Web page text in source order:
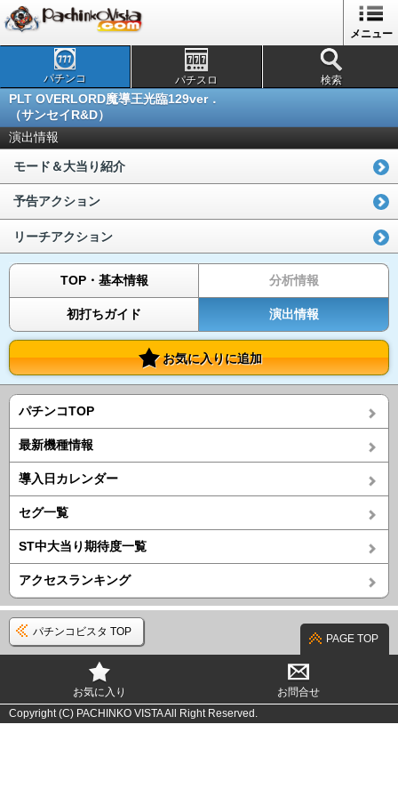
メニュー
パチンコ パチスロ 検索
PLT OVERLORD魔導王光臨129ver．
（サンセイR&D）
演出情報
モード＆大当り紹介
予告アクション
リーチアクション
TOP・基本情報 分析情報
初打ちガイド 演出情報
お気に入りに追加
パチンコTOP
最新機種情報
導入日カレンダー
セグ一覧
ST中大当り期待度一覧
アクセスランキング
パチンコビスタ TOP
PAGE TOP
お気に入り
お問合せ
Copyright (C) PACHINKO VISTA All Right Reserved.